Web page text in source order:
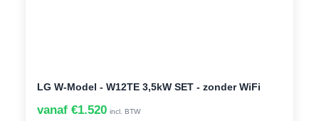
LG W-Model - W12TE 3,5kW SET - zonder WiFi
vanaf €1.520 incl. BTW